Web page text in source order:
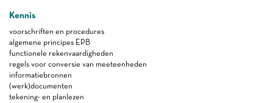
Kennis
voorschriften en procedures
algemene principes EPB
functionele rekenvaardigheden
regels voor conversie van meeteenheden
informatiebronnen
(werk)documenten
tekening- en planlezen